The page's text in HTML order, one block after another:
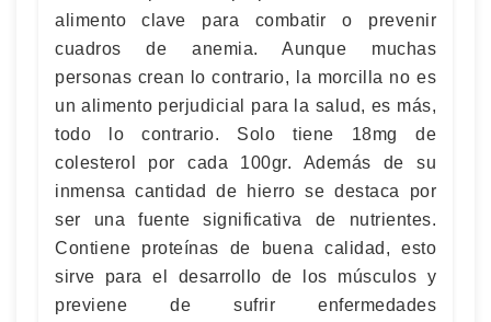
alimento clave para combatir o prevenir
cuadros de anemia. Aunque muchas
personas crean lo contrario, la morcilla no es
un alimento perjudicial para la salud, es más,
todo lo contrario. Solo tiene 18mg de
colesterol por cada 100gr. Además de su
inmensa cantidad de hierro se destaca por
ser una fuente significativa de nutrientes.
Contiene proteínas de buena calidad, esto
sirve para el desarrollo de los músculos y
previene de sufrir enfermedades